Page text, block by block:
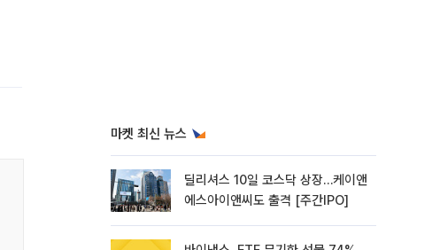
마켓 최신 뉴스
딜리셔스 10일 코스닥 상장…케이앤
에스아이앤씨도 출격 [주간IPO]